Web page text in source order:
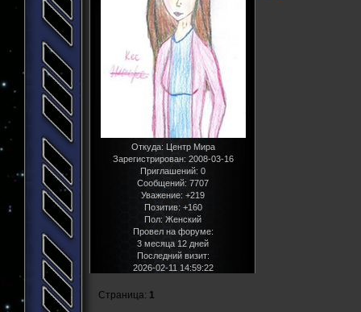
Откуда:Центр Мира
Зарегистрирован: 2008-03-16
Приглашений: 0
Сообщений: 7707
Уважение: +219
Позитив: +160
Пол:Женский
Провел на форуме:
3 месяца 12 дней
Последний визит:
2026-02-11 14:59:22
Страница: 1